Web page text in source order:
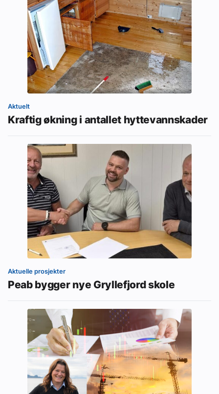
Aktuelt
Kraftig økning i antallet hyttevannskader
Aktuelle prosjekter
Peab bygger nye Gryllefjord skole